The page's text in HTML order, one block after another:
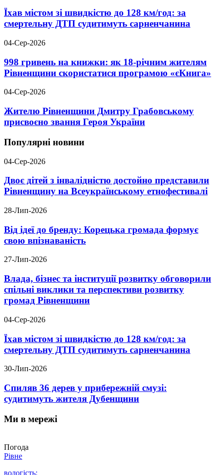
Їхав містом зі швидкістю до 128 км/год: за
смертельну ДТП судитимуть сарненчанина
04-Сер-2026
998 гривень на книжки: як 18-річним жителям
Рівненщини скористатися програмою «єКнига»
04-Сер-2026
Жителю Рівненщини Дмитру Грабовському
присвоєно звання Героя України
Популярні новини
04-Сер-2026
Двоє дітей з інвалідністю достойно представили
Рівненщину на Всеукраїнському етнофестивалі
28-Лип-2026
Від ідеї до бренду: Корецька громада формує
свою впізнаваність
27-Лип-2026
Влада, бізнес та інституції розвитку обговорили
спільні виклики та перспективи розвитку
громад Рівненщини
04-Сер-2026
Їхав містом зі швидкістю до 128 км/год: за
смертельну ДТП судитимуть сарненчанина
30-Лип-2026
Спиляв 36 дерев у прибережній смузі:
судитимуть жителя Дубенщини
Ми в мережі
Погода
Рівне
вологість: